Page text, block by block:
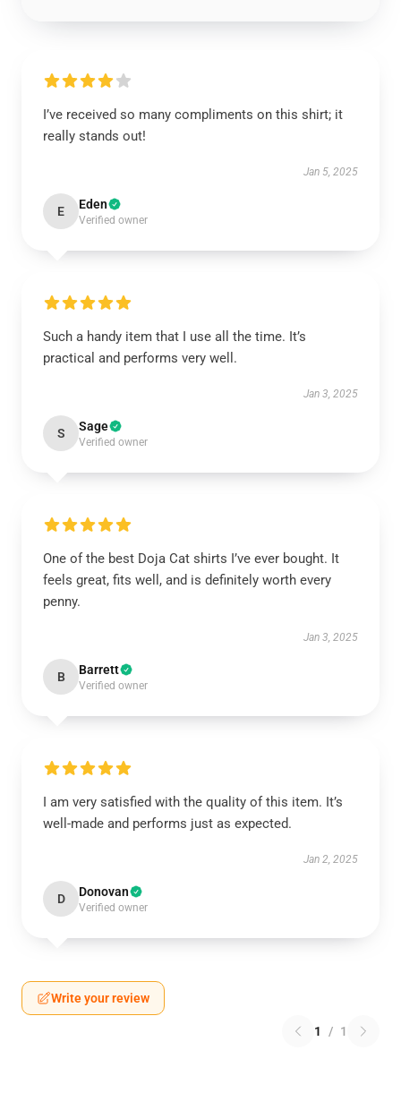
I’ve received so many compliments on this shirt; it
really stands out!
Jan 5, 2025
E Eden
Verified owner
Such a handy item that I use all the time. It’s
practical and performs very well.
Jan 3, 2025
S Sage
Verified owner
One of the best Doja Cat shirts I’ve ever bought. It
feels great, fits well, and is definitely worth every
penny.
Jan 3, 2025
B Barrett
Verified owner
I am very satisfied with the quality of this item. It’s
well-made and performs just as expected.
Jan 2, 2025
D Donovan
Verified owner
Write your review
1 / 1